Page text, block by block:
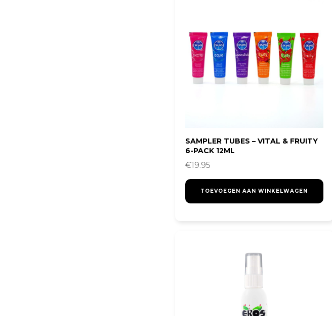
SAMPLER TUBES – VITAL & FRUITY
6-PACK 12ML
€19.95
TOEVOEGEN AAN WINKELWAGEN